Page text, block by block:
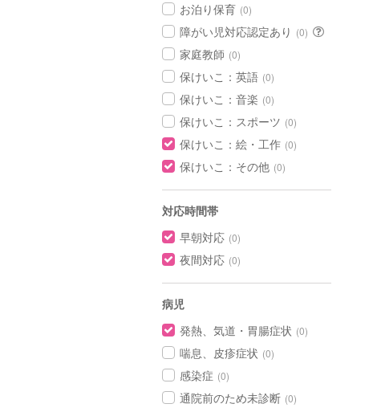
お泊り保育 (0)
障がい児対応認定あり (0)
家庭教師 (0)
保けいこ：英語 (0)
保けいこ：音楽 (0)
保けいこ：スポーツ (0)
保けいこ：絵・工作 (0)
保けいこ：その他 (0)
対応時間帯
早朝対応 (0)
夜間対応 (0)
病児
発熱、気道・胃腸症状 (0)
喘息、皮疹症状 (0)
感染症 (0)
通院前のため未診断 (0)